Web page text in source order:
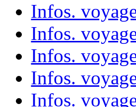
Infos.
Infos.
Infos.
Infos.
Infos.